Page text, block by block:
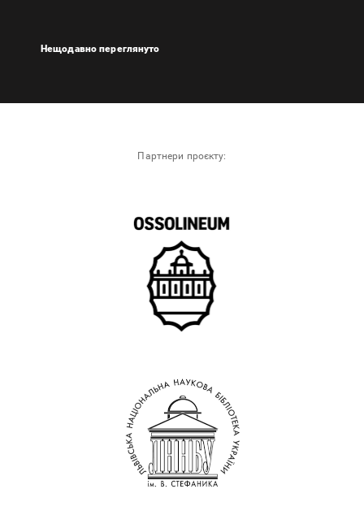
Нещодавно переглянуто
Партнери проєкту: